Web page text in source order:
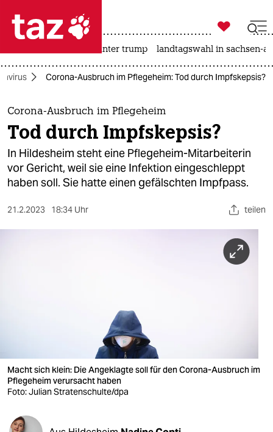
 taz zahl ich
taz zahl ich
themen
politik
öko
verlag
verlag
shop

taz zahl ich
usa unter trump landtagswahl in sachsen-
Corona-Ausbruch im Pflegeheim: Tod durch Impfskepsis?
Corona-Ausbruch im Pflegeheim
Tod durch Impfskepsis?
In Hildesheim steht eine Pflegeheim-Mitarbeiterin
vor Gericht, weil sie eine Infektion eingeschleppt
haben soll. Sie hatte einen gefälschten Impfpass.
21.2.2023 18:34 Uhr teilen
Macht sich klein: Die Angeklagte soll für den Corona-Ausbruch im
Pflegeheim verursacht haben
Foto: Julian Stratenschulte/dpa